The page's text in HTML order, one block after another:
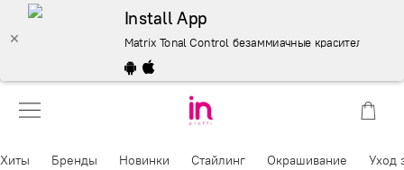
Install App
Matrix Tonal Control безаммиачные красители 90
Хиты Бренды Новинки Стайлинг Окрашивание Уход